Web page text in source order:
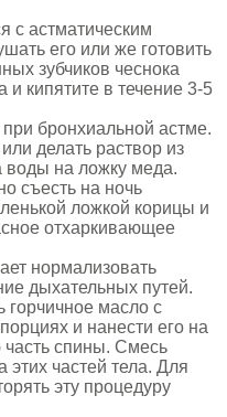
с астматическим
его или же готовить
зубчиков чеснока
и кипятите в течение 3-5
бронхиальной астме.
делать раствор из
воды на ложку меда.
съесть на ночь
ложкой корицы и
отхаркивающее
нормализовать
дыхательных путей.
горчичное масло с
и нанести его на
часть спины. Смесь
этих частей тела. Для
эту процедуру